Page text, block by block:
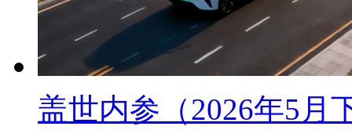
盖世内参（2026年5月